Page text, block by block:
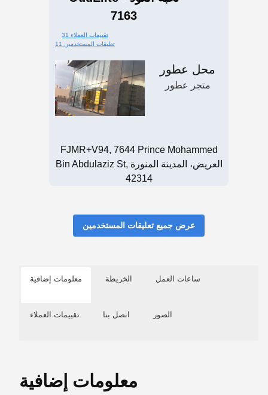
7163
31 تقييمات العملاء
11 تعليقات المستخدمين
محل عطور
متجر عطور
FJMR+V94, 7644 Prince Mohammed
Bin Abdulaziz St, العريض، المدينة المنورة
42314
عرض جميع تعليقات المستخدمين
معلومات إضافية الخريطة ساعات العمل
تقييمات العملاء اتصل بنا الصور
معلومات إضافية